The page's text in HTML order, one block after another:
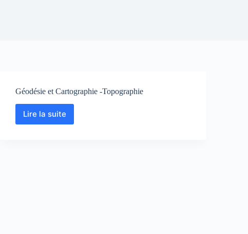
Géodésie et Cartographie -Topographie
Lire la suite
Géodésie